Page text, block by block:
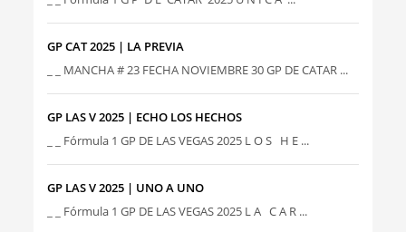
GP CAT 2025 | LA PREVIA
_ _ MANCHA # 23 FECHA NOVIEMBRE 30 GP DE CATAR ...
GP LAS V 2025 | ECHO LOS HECHOS
_ _ Fórmula 1 GP DE LAS VEGAS 2025 L O S H E ...
GP LAS V 2025 | UNO A UNO
_ _ Fórmula 1 GP DE LAS VEGAS 2025 L A C A R ...